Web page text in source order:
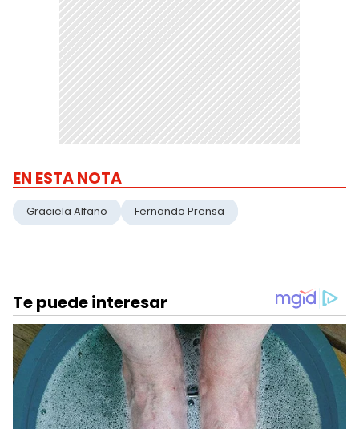
EN ESTA NOTA
Graciela Alfano Fernando Prensa